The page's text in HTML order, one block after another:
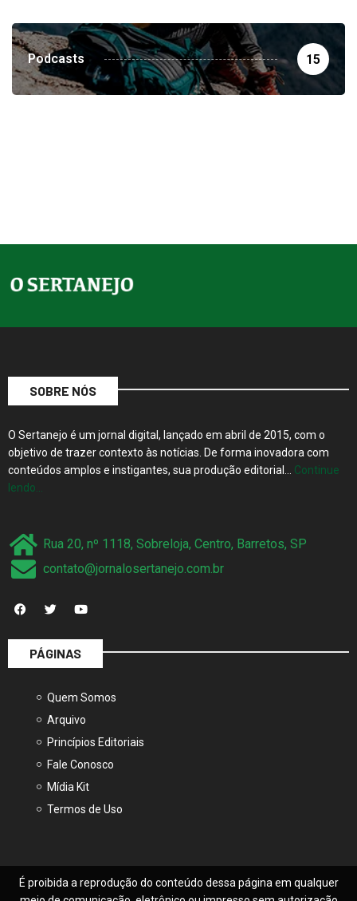
Podcasts 15
SOBRE NÓS
O Sertanejo é um jornal digital, lançado em abril de 2015, com o
objetivo de trazer contexto às notícias. De forma inovadora com
conteúdos amplos e instigantes, sua produção editorial… Continue
lendo…
Rua 20, nº 1118, Sobreloja, Centro, Barretos, SP
contato@jornalosertanejo.com.br
PÁGINAS
Quem Somos
Arquivo
Princípios Editoriais
Fale Conosco
Mídia Kit
Termos de Uso
É proibida a reprodução do conteúdo dessa página em qualquer